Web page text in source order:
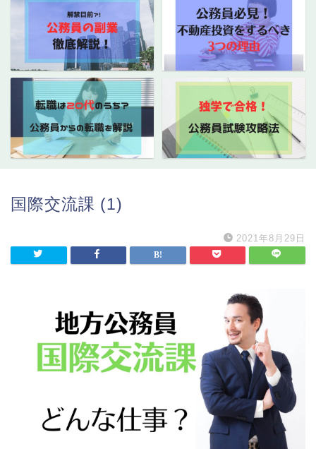
国際交流課 (1)
2021年8月29日